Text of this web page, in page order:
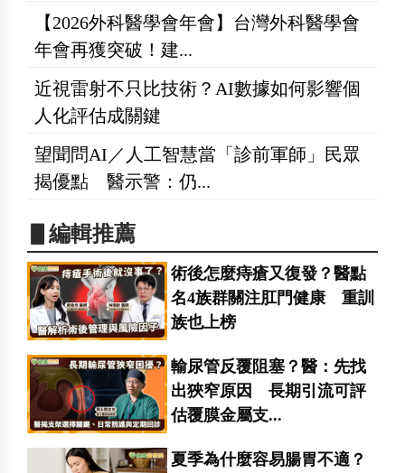
【2026外科醫學會年會】台灣外科醫學會
年會再獲突破！建...
近視雷射不只比技術？AI數據如何影響個
人化評估成關鍵
望聞問AI／人工智慧當「診前軍師」民眾
揭優點 醫示警：仍...
▋編輯推薦
術後怎麼痔瘡又復發？醫點
名4族群關注肛門健康 重訓
族也上榜
輸尿管反覆阻塞？醫：先找
出狹窄原因 長期引流可評
估覆膜金屬支...
夏季為什麼容易腸胃不適？